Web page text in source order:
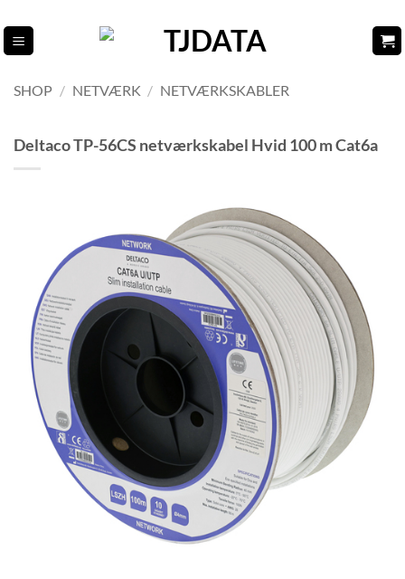
til
indhold
SHOP / NETVÆRK / NETVÆRKSKABLER
Deltaco TP-56CS netværkskabel Hvid 100 m Cat6a